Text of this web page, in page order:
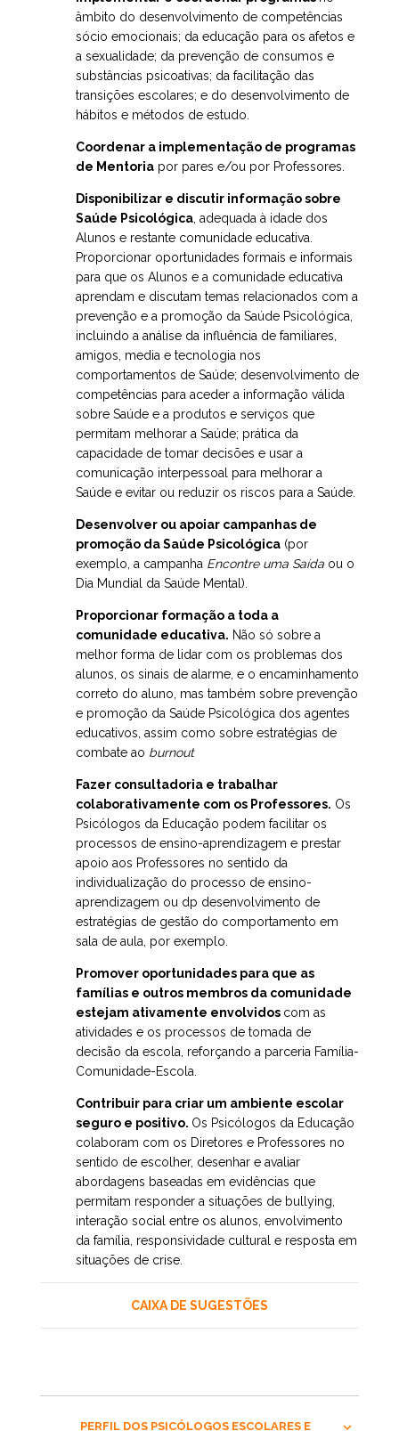
âmbito do desenvolvimento de competências
sócio emocionais; da educação para os afetos e
a sexualidade; da prevenção de consumos e
substâncias psicoativas; da facilitação das
transições escolares; e do desenvolvimento de
hábitos e métodos de estudo.
Coordenar a implementação de programas
de Mentoria por pares e/ou por Professores.
Disponibilizar e discutir informação sobre
Saúde Psicológica , adequada à idade dos
Alunos e restante comunidade educativa.
Proporcionar oportunidades formais e informais
para que os Alunos e a comunidade educativa
aprendam e discutam temas relacionados com a
prevenção e a promoção da Saúde Psicológica,
incluindo a análise da influência de familiares,
amigos, media e tecnologia nos
comportamentos de Saúde; desenvolvimento de
competências para aceder a informação válida
sobre Saúde e a produtos e serviços que
permitam melhorar a Saúde; prática da
capacidade de tomar decisões e usar a
comunicação interpessoal para melhorar a
Saúde e evitar ou reduzir os riscos para a Saúde.
Desenvolver ou apoiar campanhas de
promoção da Saúde Psicológica (por
exemplo, a campanha Encontre uma Saída ou o
Dia Mundial da Saúde Mental).
Proporcionar formação a toda a
comunidade educativa. Não só sobre a
melhor forma de lidar com os problemas dos
alunos, os sinais de alarme, e o encaminhamento
correto do aluno, mas também sobre prevenção
e promoção da Saúde Psicológica dos agentes
educativos, assim como sobre estratégias de
combate ao burnout
Fazer consultadoria e trabalhar
colaborativamente com os Professores. Os
Psicólogos da Educação podem facilitar os
processos de ensino-aprendizagem e prestar
apoio aos Professores no sentido da
individualização do processo de ensino-
aprendizagem ou dp desenvolvimento de
estratégias de gestão do comportamento em
sala de aula, por exemplo.
Promover oportunidades para que as
famílias e outros membros da comunidade
estejam ativamente envolvidos com as
atividades e os processos de tomada de
decisão da escola, reforçando a parceria Família-
Comunidade-Escola.
Contribuir para criar um ambiente escolar
seguro e positivo. Os Psicólogos da Educação
colaboram com os Diretores e Professores no
sentido de escolher, desenhar e avaliar
abordagens baseadas em evidências que
permitam responder a situações de bullying,
interação social entre os alunos, envolvimento
da família, responsividade cultural e resposta em
situações de crise.
CAIXA DE SUGESTÕES
PERFIL DOS PSICÓLOGOS ESCOLARES E